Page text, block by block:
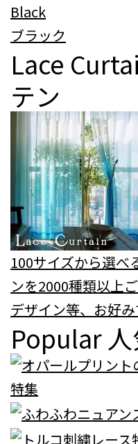
Black
ブラック
Lace
テン
100サイズから選べ
ンを2000種類以上
デザイン等、お好み
Popular